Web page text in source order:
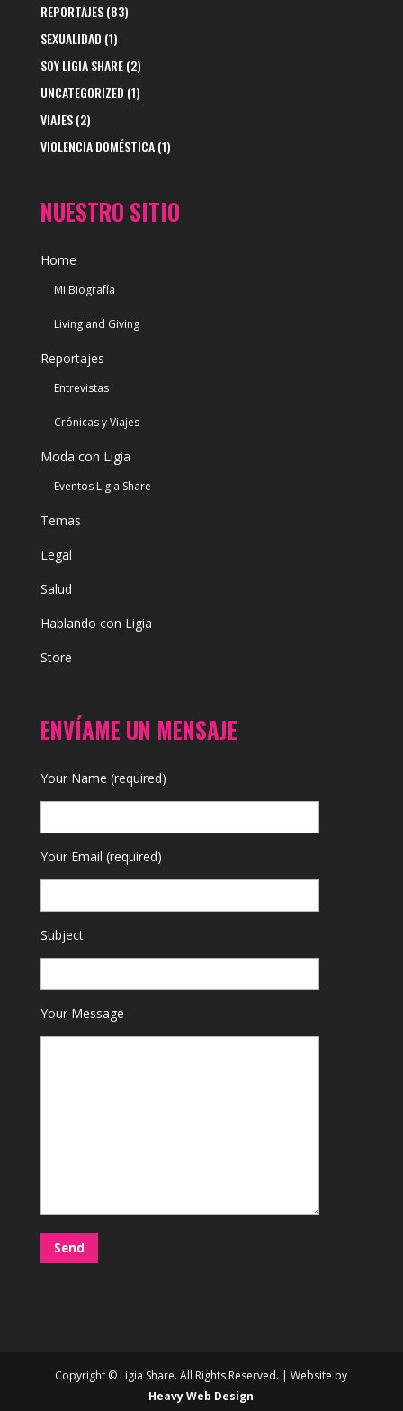
REPORTAJES(83)
SEXUALIDAD (1)
SOY LIGIA SHARE(2)
UNCATEGORIZED (1)
VIAJES(2)
VIOLENCIA DOMÉSTICA(1)
NUESTRO SITIO
Home
Mi Biografía
Living and Giving
Reportajes
Entrevistas
Crónicas y Viajes
Moda con Ligia
Eventos Ligia Share
Temas
Legal
Salud
Hablando con Ligia
Store
ENVÍAME UN MENSAJE
Your Name (required)
Your Email (required)
Subject
Your Message
Copyright © Ligia Share. All Rights Reserved. | Website by
Heavy Web Design